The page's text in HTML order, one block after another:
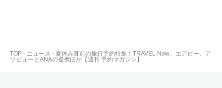
TOP - ニュース - 夏休み直前の旅行予約特集！TRAVEL Now、エアビー、ア
ソビューとANAの提携ほか【週刊 予約マガジン】